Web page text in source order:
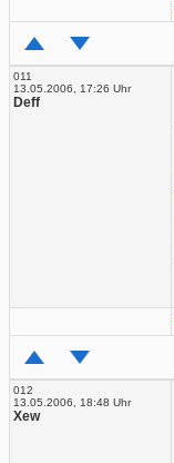
011
13.05.2006, 17:26 Uhr
Deff
012
13.05.2006, 18:48 Uhr
Xew